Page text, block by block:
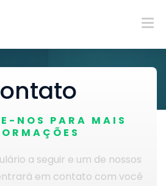
NOS PARA MAIS
a seguir e um de nossos
em contato com você